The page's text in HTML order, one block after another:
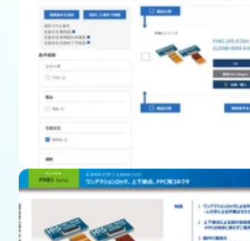
製品一覧ペ
(スペック、図面、